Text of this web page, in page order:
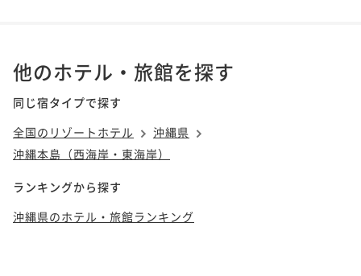
他のホテル・旅館を探す
同じ宿タイプで探す
全国のリゾートホテル
沖縄県
沖縄本島（西海岸・東海岸）
ランキングから探す
沖縄県のホテル・旅館ランキング